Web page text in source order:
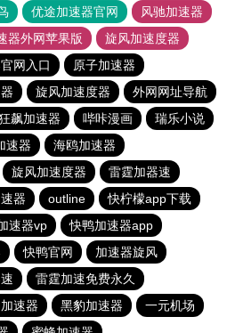
优途加速器官网
风驰加速器
器外网苹果版
旋风加速度器
网入口
原子加速器
旋风加速度器
外网网址导航
飙加速器 哔咔漫画
瑞乐小说
速器
海鸥加速器
旋风加速度器
雷霆加器速
器 outline
快柠檬app下载
速器vp
快鸭加速器app
快鸭官网
加速器旋风
雷霆加速免费永久
速器 黑豹加速器
一元机场